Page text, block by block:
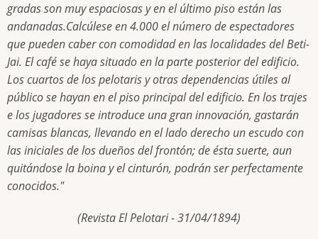
gradas son muy espaciosas y en el último piso están las
andanadas.Calcúlese en 4.000 el número de espectadores
que pueden caber con comodidad en las localidades del Beti-
Jai. El café se haya situado en la parte posterior del edificio.
Los cuartos de los pelotaris y otras dependencias útiles al
público se hayan en el piso principal del edificio. En los trajes
e los jugadores se introduce una gran innovación, gastarán
camisas blancas, llevando en el lado derecho un escudo con
las iniciales de los dueños del frontón; de ésta suerte, aun
quitándose la boina y el cinturón, podrán ser perfectamente
conocidos."
(Revista El Pelotari - 31/04/1894)